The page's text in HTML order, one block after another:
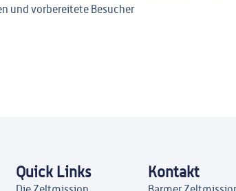
und vorbereitete Besucher
Quick Links Kontakt